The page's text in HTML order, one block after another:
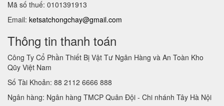
Mã số thuế: 0101391913
Email: ketsatchongchay@gmail.com
Thông tin thanh toán
Công Ty Cổ Phần Thiết Bị Vật Tư Ngân Hàng và An Toàn Kho
Qũy Việt Nam
Số Tài Khoản: 88 2112 6666 888
Ngân hàng: Ngân hàng TMCP Quân Đội - Chi nhánh Tây Hà Nội